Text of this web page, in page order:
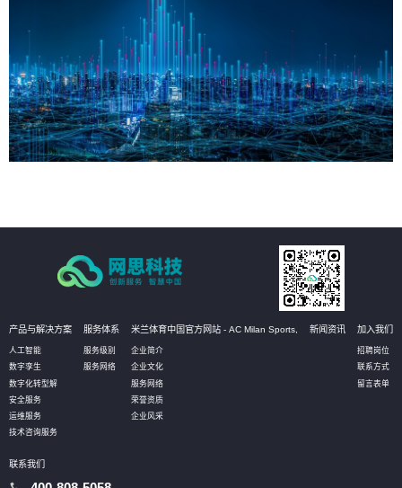
产品与解决方案
人工智能
数字孪生
数字化转型解
安全服务
运维服务
技术咨询服务
服务体系
服务级别
服务网络
米兰体育中国官方网站 - AC Milan Sports,
企业简介
企业文化
服务网络
荣誉资质
企业风采
新闻资讯 加入我们
招聘岗位
联系方式
留言表单
联系我们